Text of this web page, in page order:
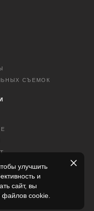
СЪЕМОК
улучшить
и
сайт, вы
файлов cookie.